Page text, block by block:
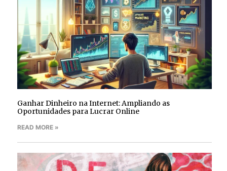
Ganhar Dinheiro na Internet: Ampliando as
Oportunidades para Lucrar Online
READ MORE »